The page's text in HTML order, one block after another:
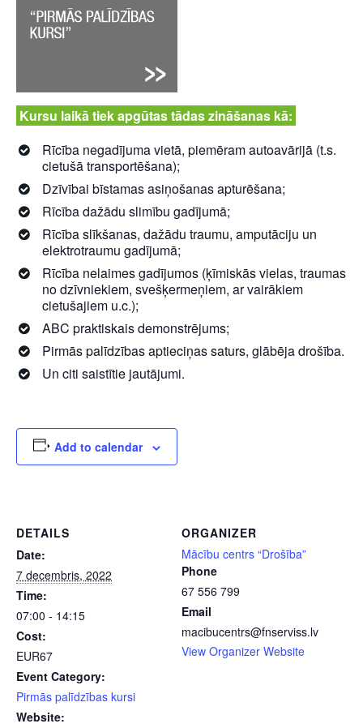
Kursu laikā tiek apgūtas tādas zināšanas kā:
Rīcība negadījuma vietā, piemēram autoavārijā (t.s.
cietušā transportēšana);
Dzīvībai bīstamas asiņošanas apturēšana;
Rīcība dažādu slimību gadījumā;
Rīcība slīkšanas, dažādu traumu, amputāciju un
elektrotraumu gadījumā;
Rīcība nelaimes gadījumos (ķīmiskās vielas, traumas
no dzīvniekiem, svešķermeņiem, ar vairākiem
cietušajiem u.c.);
ABC praktiskais demonstrējums;
Pirmās palīdzības aptieciņas saturs, glābēja drošība.
Un citi saistītie jautājumi.
Add to calendar
DETAILS
Date:
7 decembris, 2022
Time:
07:00 - 14:15
Cost:
EUR67
Event Category:
Pirmās palīdzības kursi
Website:
ORGANIZER
Mācību centrs “Drošība”
Phone
67 556 799
Email
macibucentrs@fnserviss.lv
View Organizer Website